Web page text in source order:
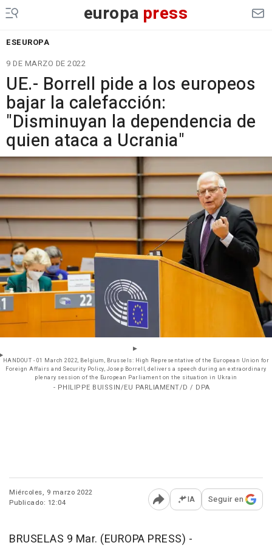
europa press
ESEUROPA
9 DE MARZO DE 2022
UE.- Borrell pide a los europeos
bajar la calefacción:
"Disminuyan la dependencia de
quien ataca a Ucrania"
HANDOUT - 01 March 2022, Belgium, Brussels: High Representative of the European Union for
Foreign Affairs and Security Policy, Josep Borrell, delivers a speech during an extraordinary
plenary session of the European Parliament on the situation in Ukrain
- PHILIPPE BUISSIN/EU PARLIAMENT/D / DPA
Miércoles, 9 marzo 2022
Publicado: 12:04
Abrir opciones para
IA Seguir en
BRUSELAS 9 Mar. (EUROPA PRESS) -